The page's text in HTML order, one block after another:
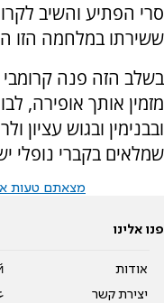
סרי הפתיע והשיב
ששירתו במלחמה הזו
בשלב הזה פנה קרומבי
מזמין אותך אופירה,
ובבנימין ובגוש
שמלאים בקברי נופלי
מצאתם טעות
פנו אלינו
אודות
יצירת קשר